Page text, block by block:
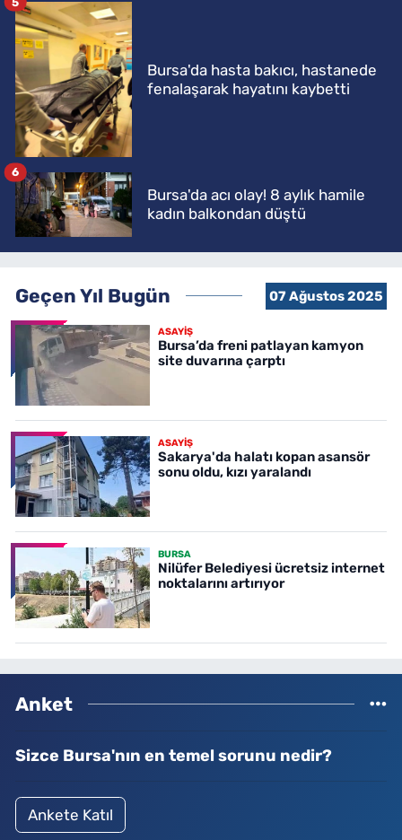
Bursa'da hasta bakıcı, hastanede
fenalaşarak hayatını kaybetti
Bursa'da acı olay! 8 aylık hamile
kadın balkondan düştü
6
Geçen Yıl Bugün 07 Ağustos 2025
ASAYİŞ
Bursa’da freni patlayan kamyon
site duvarına çarptı
ASAYİŞ
Sakarya'da halatı kopan asansör
sonu oldu, kızı yaralandı
BURSA
Nilüfer Belediyesi ücretsiz internet
noktalarını artırıyor
Anket
Sizce Bursa'nın en temel sorunu nedir?
Ankete Katıl